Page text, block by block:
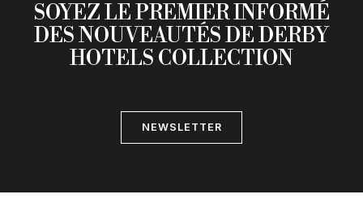
SOYEZ LE PREMIER INFORMÉ
DES NOUVEAUTÉS DE DERBY
HOTELS COLLECTION
NEWSLETTER